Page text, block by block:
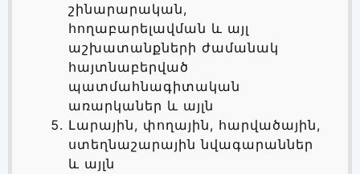
շինարարական,
հողաբարելավման և այլ
աշխատանքների ժամանակ
հայտնաբերված
պատմահնագիտական
առարկաներ և այլն
Լարային, փողային, հարվածային,
ստեղնաշարային նվագարաններ
և այլն